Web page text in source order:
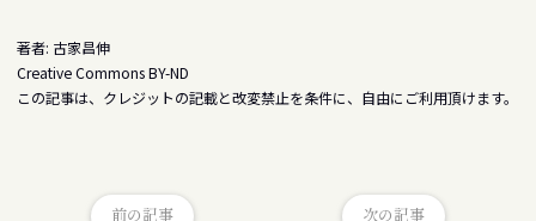
著者: 古家昌伸
Creative Commons BY-ND
この記事は、クレジットの記載と改変禁止を条件に、自由にご利用頂けます。
前の記事 次の記事